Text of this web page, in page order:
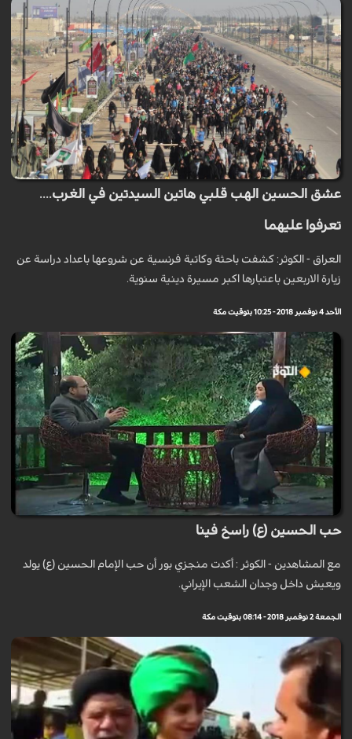
عشق الحسين الهب قلبي هاتين السيدتين في الغرب....
تعرفوا عليهما
العراق - الكوثر: كشفت باحثة وكاتبة فرنسية عن شروعها باعداد دراسة عن
زيارة الاربعين باعتبارها اكبر مسيرة دينية سنوية.
الأحد 4 نوفمبر 2018 - 10:25 بتوقيت مكة
حب الحسين (ع) راسخ فينا
مع المشاهدين - الكوثر : أكدت منجزي بور أن حب الإمام الحسين (ع) يولد
ويعيش داخل وجدان الشعب الإيراني.
الجمعة 2 نوفمبر 2018 - 08:14 بتوقيت مكة